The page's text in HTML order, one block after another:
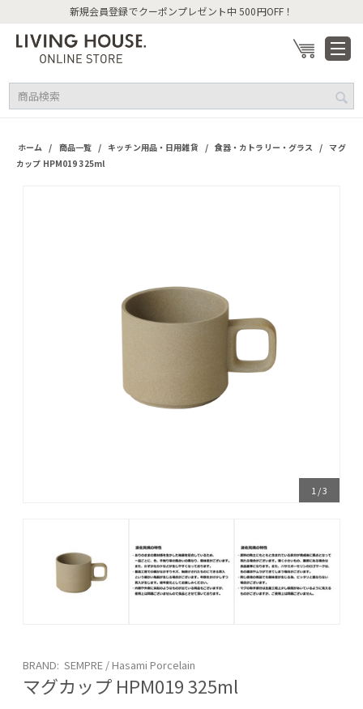
新規会員登録でクーポンプレゼント中 500円OFF！
ホーム / 商品一覧 / キッチン用品・日用雑貨 / 食器・カトラリー・グラス / マグ
カップ HPM019 325ml
1 /3
BRAND: SEMPRE / Hasami Porcelain
マグカップ HPM019 325ml